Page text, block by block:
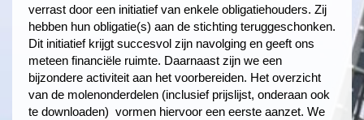
verrast door een initiatief van enkele obligatiehouders. Zij
hebben hun obligatie(s) aan de stichting teruggeschonken.
Dit initiatief krijgt succesvol zijn navolging en geeft ons
meteen financiële ruimte. Daarnaast zijn we een
bijzondere activiteit aan het voorbereiden. Het overzicht
van de molenonderdelen (inclusief prijslijst, onderaan ook
te downloaden) vormen hiervoor een eerste aanzet. We